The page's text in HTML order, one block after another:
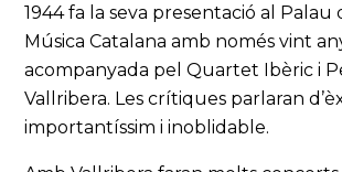
1944 fa la seva presentació al Palau
Música Catalana amb només vint
acompanyada pel Quartet Ibèric i
Vallribera. Les crítiques parlaran
importantíssim i inoblidable.